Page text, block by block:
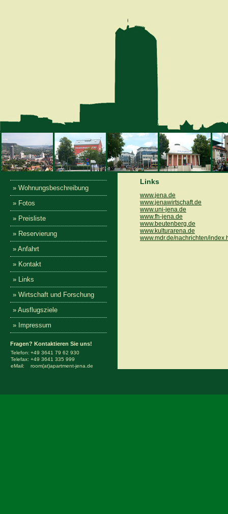
» Wohnungsbeschreibung
» Fotos
» Preisliste
» Reservierung
» Anfahrt
» Kontakt
» Links
» Wirtschaft und Forschung
» Ausflugsziele
» Impressum
Fragen? Kontaktieren Sie uns!
Telefon: +49 3641 79 62 930
Telefax: +49 3641 335 999
eMail:
room(at)apartment-jena.de
Links
www.jena.de
www.jenawirtschaft.de
www.uni-jena.de
www.fh-jena.de
www.beutenberg.de
www.kulturarena.de
www.mdr.de/nachrichten/